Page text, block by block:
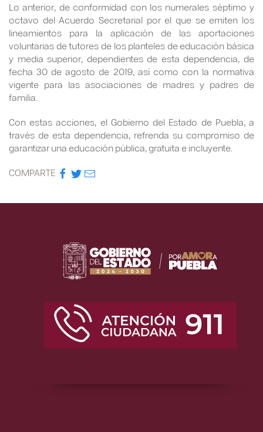
Lo anterior, de conformidad con los numerales séptimo y
octavo del Acuerdo Secretarial por el que se emiten los
lineamientos para la aplicación de las aportaciones
voluntarias de tutores de los planteles de educación básica
y media superior, dependientes de esta dependencia, de
fecha 30 de agosto de 2019, así como con la normativa
vigente para las asociaciones de madres y padres de
familia.
Con estas acciones, el Gobierno del Estado de Puebla, a
través de esta dependencia, refrenda su compromiso de
garantizar una educación pública, gratuita e incluyente.
COMPARTE